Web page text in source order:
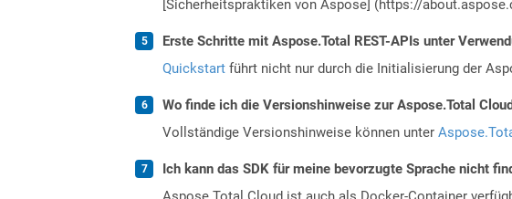
[Sicherheitspraktiken von Aspose] (https://
Erste Schritte mit Aspose.Total REST-APIs unter
Quickstart führt nicht nur durch die Initialisierung der
Wo finde ich die Versionshinweise zur Aspose.Total
Vollständige Versionshinweise können unter
Ich kann das SDK für meine bevorzugte Sprache nicht